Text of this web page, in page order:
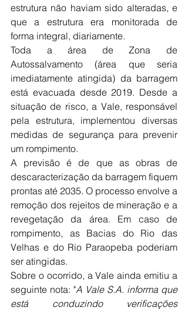
estrutura não haviam sido alteradas, e
que a estrutura era monitorada de
forma integral, diariamente.
Toda a área de Zona de
Autossalvamento (área que seria
imediatamente atingida) da barragem
está evacuada desde 2019. Desde a
situação de risco, a Vale, responsável
pela estrutura, implementou diversas
medidas de segurança para prevenir
um rompimento.
A previsão é de que as obras de
descaracterização da barragem fiquem
prontas até 2035. O processo envolve a
remoção dos rejeitos de mineração e a
revegetação da área. Em caso de
rompimento, as Bacias do Rio das
Velhas e do Rio Paraopeba poderiam
ser atingidas.
Sobre o ocorrido, a Vale ainda emitiu a
seguinte nota: "A Vale S.A. informa que
está conduzindo verificações